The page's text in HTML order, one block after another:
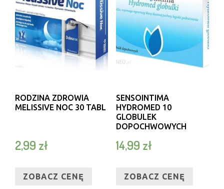
RODZINA ZDROWIA
MELISSIVE NOC 30 TABL
2,99 zł
ZOBACZ CENĘ
SENSOINTIMA
HYDROMED 10
GLOBULEK
DOPOCHWOWYCH
14,99 zł
ZOBACZ CENĘ